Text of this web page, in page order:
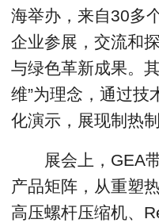
海举办，来自30多
企业参展，交流和
与绿色革新成果。
维”为理念，通过技
化演示，展现制热
展会上，GEA
产品矩阵，从重塑
高压螺杆压缩机、